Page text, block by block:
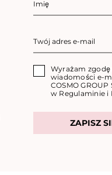
Wyrażam zgodę
wiadomości e-
COSMO
w Regulaminie i
ZAPISZ